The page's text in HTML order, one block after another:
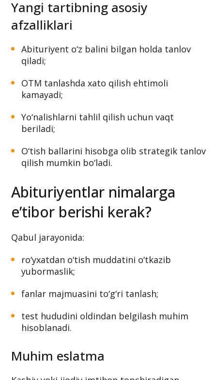
Yangi tartibning asosiy
afzalliklari
Abituriyent o‘z balini bilgan holda tanlov
qiladi;
OTM tanlashda xato qilish ehtimoli
kamayadi;
Yo‘nalishlarni tahlil qilish uchun vaqt
beriladi;
O‘tish ballarini hisobga olib strategik tanlov
qilish mumkin bo‘ladi.
Abituriyentlar nimalarga
e’tibor berishi kerak?
Qabul jarayonida:
ro‘yxatdan o‘tish muddatini o‘tkazib
yubormaslik;
fanlar majmuasini to‘g‘ri tanlash;
test hududini oldindan belgilash muhim
hisoblanadi.
Muhim eslatma